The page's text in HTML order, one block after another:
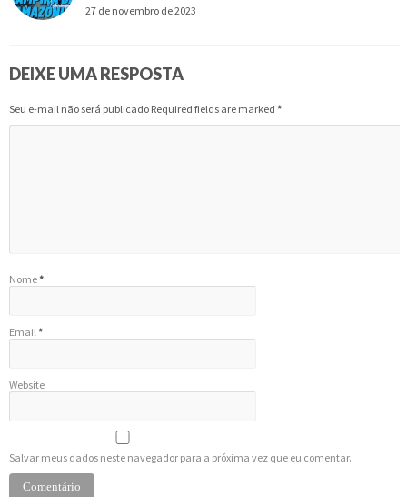
27 de novembro de 2023
DEIXE UMA RESPOSTA
Seu e-mail não será publicado Required fields are marked *
Nome*
Email *
Website
Salvar meus dados neste navegador para a próxima vez que eu comentar.